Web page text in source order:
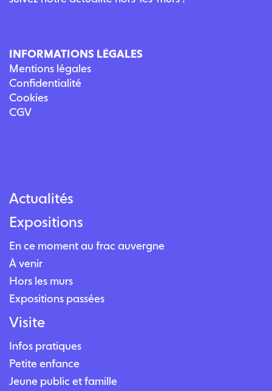
INFORMATIONS LÉGALES
Mentions légales
Confidentialité
Cookies
CGV
Actualités
Expositions
En ce moment au frac auvergne
À venir
Hors les murs
Expositions passées
Visite
Infos pratiques
Petite enfance
Jeune public et famille